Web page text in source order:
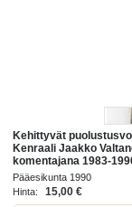
Kehittyvät
Kenraali Jaakko
komentajana 1983-
Pääesikunta 1990
Hinta:
15,00 €